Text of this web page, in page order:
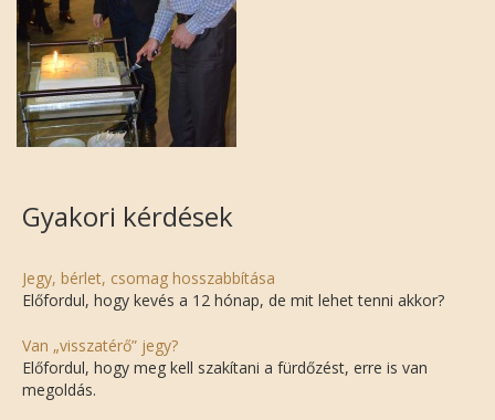
Gyakori kérdések
Jegy, bérlet, csomag hosszabbítása
Előfordul, hogy kevés a 12 hónap, de mit lehet tenni akkor?
Van „visszatérő” jegy?
Előfordul, hogy meg kell szakítani a fürdőzést, erre is van
megoldás.